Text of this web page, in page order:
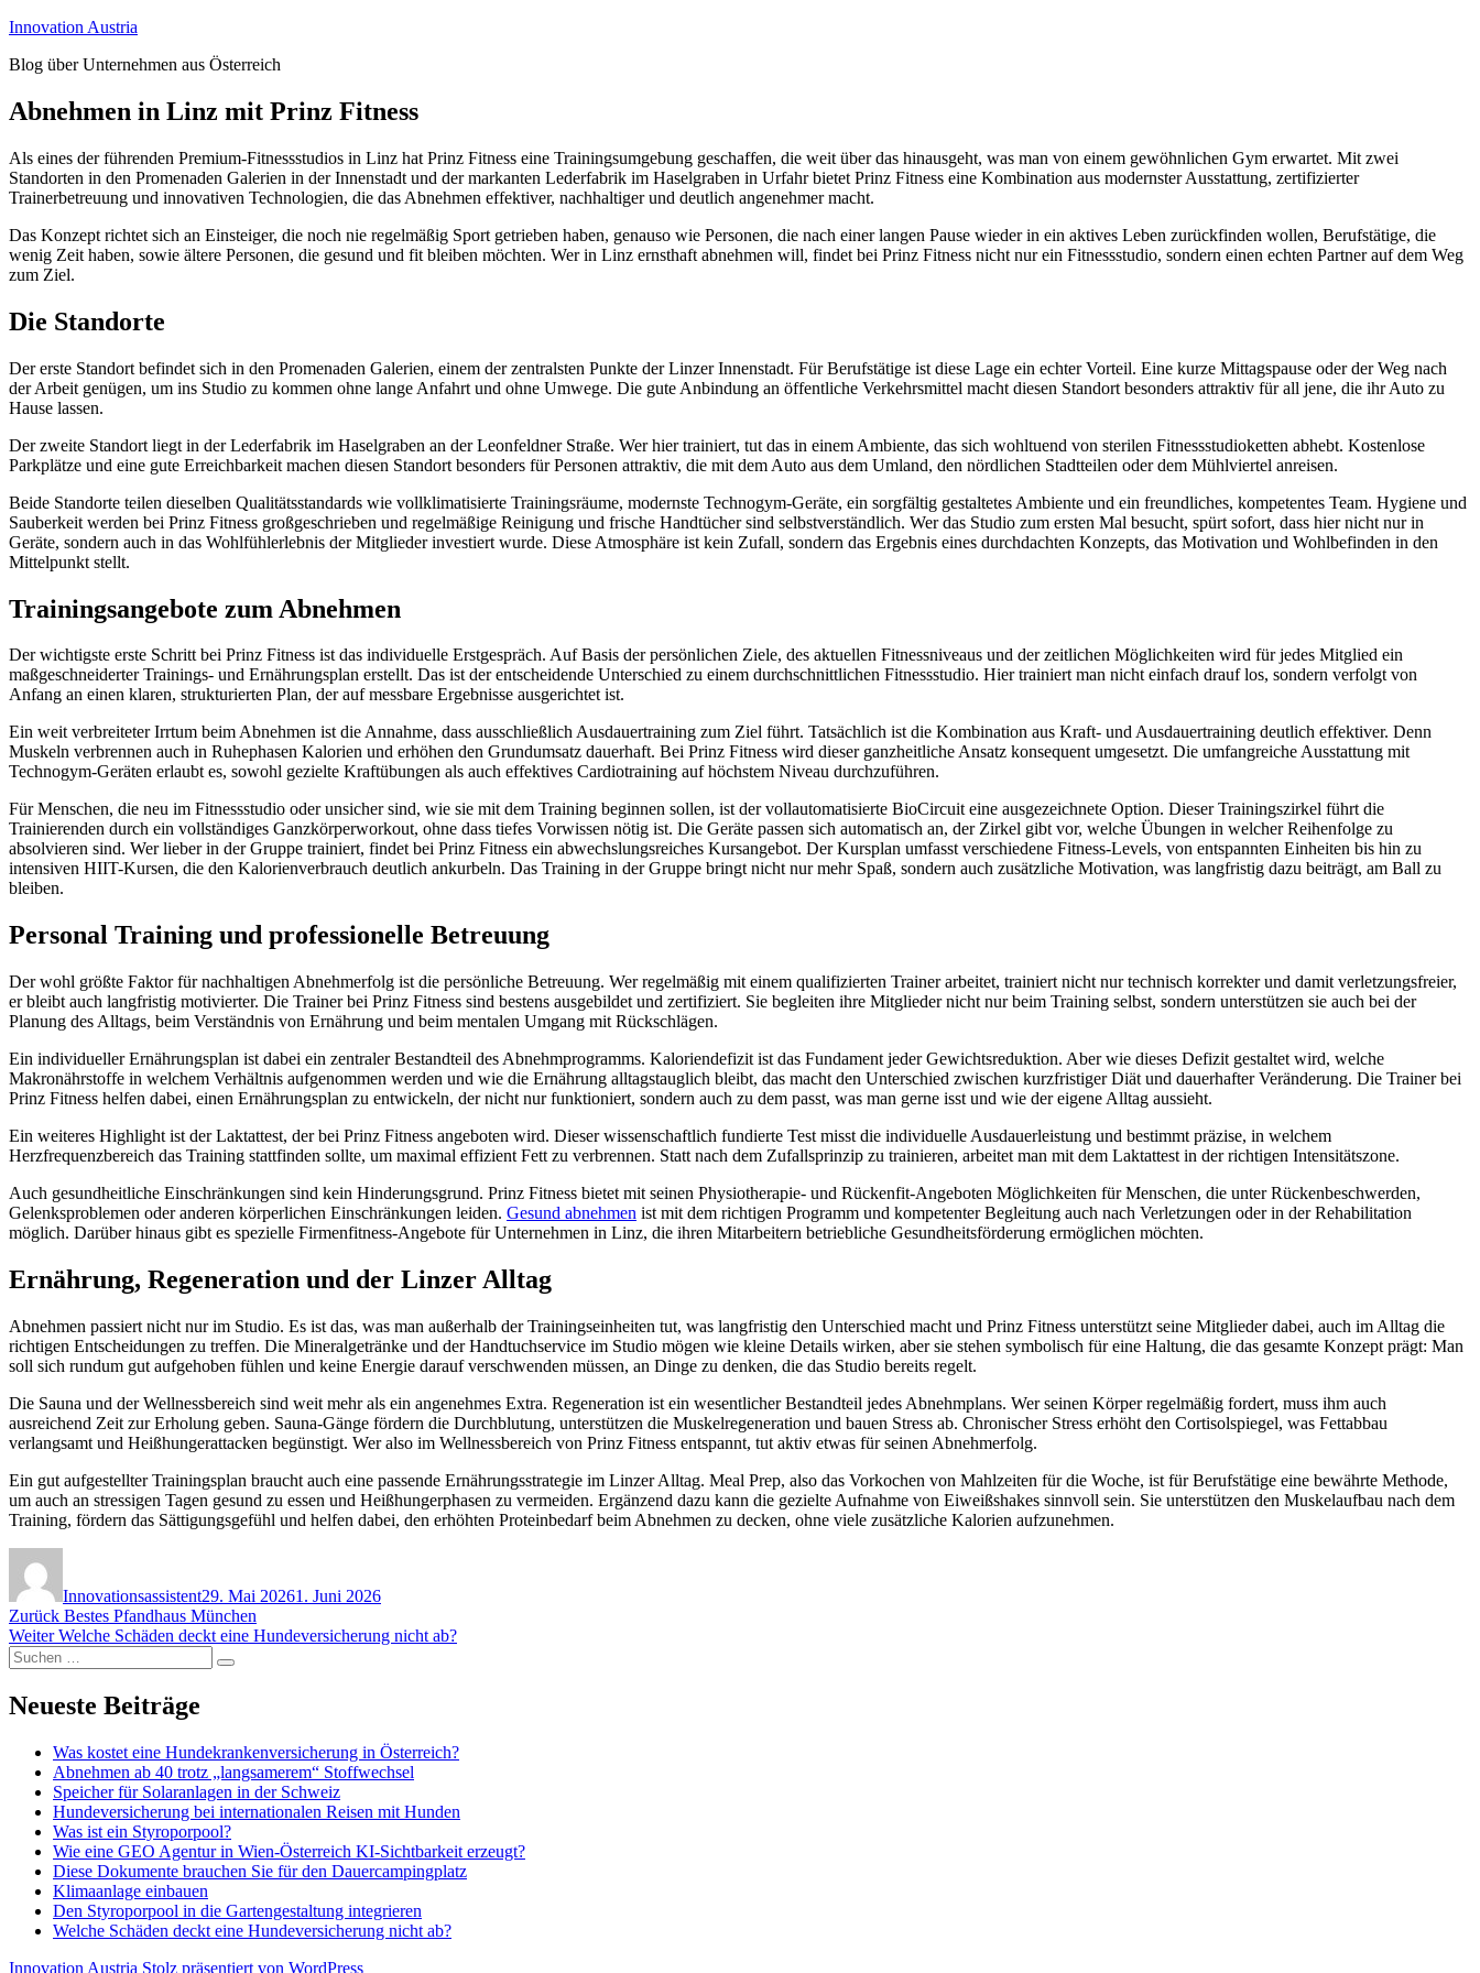
Zum
springen
Innovation Austria
Blog über Unternehmen aus Österreich
Abnehmen in Linz mit Prinz Fitness
Als eines der führenden Premium-Fitnessstudios in Linz hat Prinz Fitness eine Trainingsumgebung geschaffen, die weit über das hinausgeht, was man von einem gewöhnlichen Gym erwartet. Mit zwei
Standorten in den Promenaden Galerien in der Innenstadt und der markanten Lederfabrik im Haselgraben in Urfahr bietet Prinz Fitness eine Kombination aus modernster Ausstattung, zertifizierter
Trainerbetreuung und innovativen Technologien, die das Abnehmen effektiver, nachhaltiger und deutlich angenehmer macht.
Das Konzept richtet sich an Einsteiger, die noch nie regelmäßig Sport getrieben haben, genauso wie Personen, die nach einer langen Pause wieder in ein aktives Leben zurückfinden wollen, Berufstätige, die
wenig Zeit haben, sowie ältere Personen, die gesund und fit bleiben möchten. Wer in Linz ernsthaft abnehmen will, findet bei Prinz Fitness nicht nur ein Fitnessstudio, sondern einen echten Partner auf dem Weg
zum Ziel.
Die Standorte
Der erste Standort befindet sich in den Promenaden Galerien, einem der zentralsten Punkte der Linzer Innenstadt. Für Berufstätige ist diese Lage ein echter Vorteil. Eine kurze Mittagspause oder der Weg nach
der Arbeit genügen, um ins Studio zu kommen ohne lange Anfahrt und ohne Umwege. Die gute Anbindung an öffentliche Verkehrsmittel macht diesen Standort besonders attraktiv für all jene, die ihr Auto zu
Hause lassen.
Der zweite Standort liegt in der Lederfabrik im Haselgraben an der Leonfeldner Straße. Wer hier trainiert, tut das in einem Ambiente, das sich wohltuend von sterilen Fitnessstudioketten abhebt. Kostenlose
Parkplätze und eine gute Erreichbarkeit machen diesen Standort besonders für Personen attraktiv, die mit dem Auto aus dem Umland, den nördlichen Stadtteilen oder dem Mühlviertel anreisen.
Beide Standorte teilen dieselben Qualitätsstandards wie vollklimatisierte Trainingsräume, modernste Technogym-Geräte, ein sorgfältig gestaltetes Ambiente und ein freundliches, kompetentes Team. Hygiene und
Sauberkeit werden bei Prinz Fitness großgeschrieben und regelmäßige Reinigung und frische Handtücher sind selbstverständlich. Wer das Studio zum ersten Mal besucht, spürt sofort, dass hier nicht nur in
Geräte, sondern auch in das Wohlfühlerlebnis der Mitglieder investiert wurde. Diese Atmosphäre ist kein Zufall, sondern das Ergebnis eines durchdachten Konzepts, das Motivation und Wohlbefinden in den
Mittelpunkt stellt.
Trainingsangebote zum Abnehmen
Der wichtigste erste Schritt bei Prinz Fitness ist das individuelle Erstgespräch. Auf Basis der persönlichen Ziele, des aktuellen Fitnessniveaus und der zeitlichen Möglichkeiten wird für jedes Mitglied ein
maßgeschneiderter Trainings- und Ernährungsplan erstellt. Das ist der entscheidende Unterschied zu einem durchschnittlichen Fitnessstudio. Hier trainiert man nicht einfach drauf los, sondern verfolgt von
Anfang an einen klaren, strukturierten Plan, der auf messbare Ergebnisse ausgerichtet ist.
Ein weit verbreiteter Irrtum beim Abnehmen ist die Annahme, dass ausschließlich Ausdauertraining zum Ziel führt. Tatsächlich ist die Kombination aus Kraft- und Ausdauertraining deutlich effektiver. Denn
Muskeln verbrennen auch in Ruhephasen Kalorien und erhöhen den Grundumsatz dauerhaft. Bei Prinz Fitness wird dieser ganzheitliche Ansatz konsequent umgesetzt. Die umfangreiche Ausstattung mit
Technogym-Geräten erlaubt es, sowohl gezielte Kraftübungen als auch effektives Cardiotraining auf höchstem Niveau durchzuführen.
Für Menschen, die neu im Fitnessstudio oder unsicher sind, wie sie mit dem Training beginnen sollen, ist der vollautomatisierte BioCircuit eine ausgezeichnete Option. Dieser Trainingszirkel führt die
Trainierenden durch ein vollständiges Ganzkörperworkout, ohne dass tiefes Vorwissen nötig ist. Die Geräte passen sich automatisch an, der Zirkel gibt vor, welche Übungen in welcher Reihenfolge zu
absolvieren sind. Wer lieber in der Gruppe trainiert, findet bei Prinz Fitness ein abwechslungsreiches Kursangebot. Der Kursplan umfasst verschiedene Fitness-Levels, von entspannten Einheiten bis hin zu
intensiven HIIT-Kursen, die den Kalorienverbrauch deutlich ankurbeln. Das Training in der Gruppe bringt nicht nur mehr Spaß, sondern auch zusätzliche Motivation, was langfristig dazu beiträgt, am Ball zu
bleiben.
Personal Training und professionelle Betreuung
Der wohl größte Faktor für nachhaltigen Abnehmerfolg ist die persönliche Betreuung. Wer regelmäßig mit einem qualifizierten Trainer arbeitet, trainiert nicht nur technisch korrekter und damit verletzungsfreier,
er bleibt auch langfristig motivierter. Die Trainer bei Prinz Fitness sind bestens ausgebildet und zertifiziert. Sie begleiten ihre Mitglieder nicht nur beim Training selbst, sondern unterstützen sie auch bei der
Planung des Alltags, beim Verständnis von Ernährung und beim mentalen Umgang mit Rückschlägen.
Ein individueller Ernährungsplan ist dabei ein zentraler Bestandteil des Abnehmprogramms. Kaloriendefizit ist das Fundament jeder Gewichtsreduktion. Aber wie dieses Defizit gestaltet wird, welche
Makronährstoffe in welchem Verhältnis aufgenommen werden und wie die Ernährung alltagstauglich bleibt, das macht den Unterschied zwischen kurzfristiger Diät und dauerhafter Veränderung. Die Trainer bei
Prinz Fitness helfen dabei, einen Ernährungsplan zu entwickeln, der nicht nur funktioniert, sondern auch zu dem passt, was man gerne isst und wie der eigene Alltag aussieht.
Ein weiteres Highlight ist der Laktattest, der bei Prinz Fitness angeboten wird. Dieser wissenschaftlich fundierte Test misst die individuelle Ausdauerleistung und bestimmt präzise, in welchem
Herzfrequenzbereich das Training stattfinden sollte, um maximal effizient Fett zu verbrennen. Statt nach dem Zufallsprinzip zu trainieren, arbeitet man mit dem Laktattest in der richtigen Intensitätszone.
Auch gesundheitliche Einschränkungen sind kein Hinderungsgrund. Prinz Fitness bietet mit seinen Physiotherapie- und Rückenfit-Angeboten Möglichkeiten für Menschen, die unter Rückenbeschwerden,
Gelenksproblemen oder anderen körperlichen Einschränkungen leiden. Gesund abnehmen ist mit dem richtigen Programm und kompetenter Begleitung auch nach Verletzungen oder in der Rehabilitation
möglich. Darüber hinaus gibt es spezielle Firmenfitness-Angebote für Unternehmen in Linz, die ihren Mitarbeitern betriebliche Gesundheitsförderung ermöglichen möchten.
Ernährung, Regeneration und der Linzer Alltag
Abnehmen passiert nicht nur im Studio. Es ist das, was man außerhalb der Trainingseinheiten tut, was langfristig den Unterschied macht und Prinz Fitness unterstützt seine Mitglieder dabei, auch im Alltag die
richtigen Entscheidungen zu treffen. Die Mineralgetränke und der Handtuchservice im Studio mögen wie kleine Details wirken, aber sie stehen symbolisch für eine Haltung, die das gesamte Konzept prägt: Man
soll sich rundum gut aufgehoben fühlen und keine Energie darauf verschwenden müssen, an Dinge zu denken, die das Studio bereits regelt.
Die Sauna und der Wellnessbereich sind weit mehr als ein angenehmes Extra. Regeneration ist ein wesentlicher Bestandteil jedes Abnehmplans. Wer seinen Körper regelmäßig fordert, muss ihm auch
ausreichend Zeit zur Erholung geben. Sauna-Gänge fördern die Durchblutung, unterstützen die Muskelregeneration und bauen Stress ab. Chronischer Stress erhöht den Cortisolspiegel, was Fettabbau
verlangsamt und Heißhungerattacken begünstigt. Wer also im Wellnessbereich von Prinz Fitness entspannt, tut aktiv etwas für seinen Abnehmerfolg.
Ein gut aufgestellter Trainingsplan braucht auch eine passende Ernährungsstrategie im Linzer Alltag. Meal Prep, also das Vorkochen von Mahlzeiten für die Woche, ist für Berufstätige eine bewährte Methode,
um auch an stressigen Tagen gesund zu essen und Heißhungerphasen zu vermeiden. Ergänzend dazu kann die gezielte Aufnahme von Eiweißshakes sinnvoll sein. Sie unterstützen den Muskelaufbau nach dem
Training, fördern das Sättigungsgefühl und helfen dabei, den erhöhten Proteinbedarf beim Abnehmen zu decken, ohne viele zusätzliche Kalorien aufzunehmen.
Innovationsassistent29. Mai 20261. Juni 2026
Beitragsnavigation
Zurück Vorheriger
Beitrag:
Bestes Pfandhaus München
Weiter Nächster
Beitrag:
Welche Schäden deckt eine Hundeversicherung nicht ab?
Suchen
nach:
Suchen
Neueste Beiträge
Was kostet eine Hundekrankenversicherung in Österreich?
Abnehmen ab 40 trotz „langsamerem“ Stoffwechsel
Speicher für Solaranlagen in der Schweiz
Hundeversicherung bei internationalen Reisen mit Hunden
Was ist ein Styroporpool?
Wie eine GEO Agentur in Wien-Österreich KI-Sichtbarkeit erzeugt?
Diese Dokumente brauchen Sie für den Dauercampingplatz
Klimaanlage einbauen
Den Styroporpool in die Gartengestaltung integrieren
Welche Schäden deckt eine Hundeversicherung nicht ab?
Innovation Austria Stolz präsentiert von WordPress